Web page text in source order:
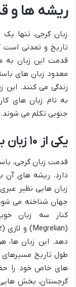
ریشه ها و
زبان گرجی، تنها یک
تاریخ و تمدنی است
قدمت این زبان به
معدود زبان های
زندگی می کنند. این
جنوبی تکلم می شوند.
یکی از ۱۰ زبان باستانی زنده جهان
قدمت زبان گرجی،
دارد. ریشه های آن
جهان شناخته می
دهد. این زبان ها،
طول تاریخ مسیرهای
های خاص خود را
گرجستان، بخش هایی